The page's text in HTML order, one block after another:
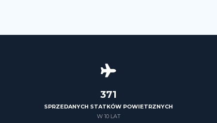
426
SPRZEDANYCH STATKÓW POWIETRZNYCH
W 10 LAT